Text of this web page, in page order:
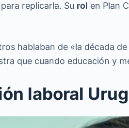
replicarla. Su rol en Plan
hablaban de «la década
que cuando educación y
laboral